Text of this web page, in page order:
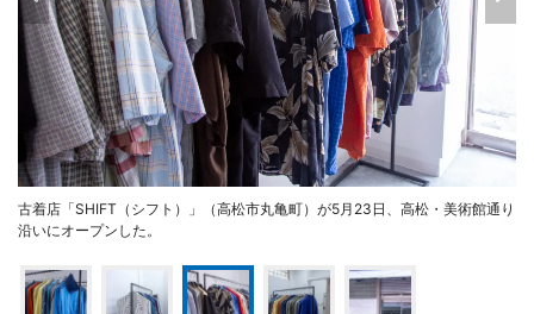
古着店「SHIFT（シフト）」（高松市丸亀町）が5月23日、高松・美術館通り
沿いにオープンした。